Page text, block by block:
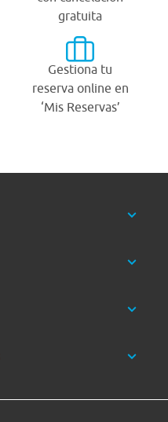
gratuita
Gestiona tu
reserva online en
‘Mis Reservas’